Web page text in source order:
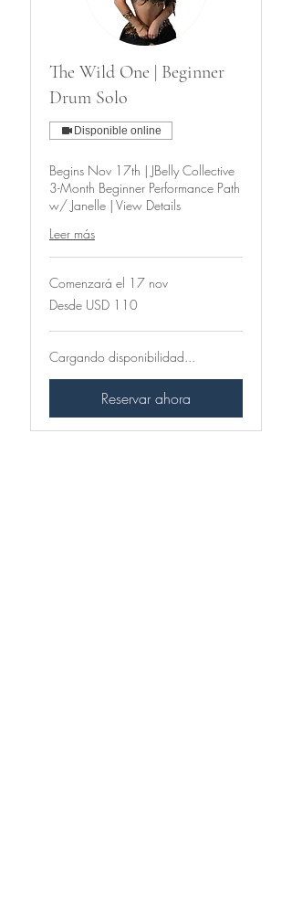
The Wild One | Beginner
Drum Solo
Disponible online
Begins Nov 17th | JBelly Collective
3-Month Beginner Performance Path
w/ Janelle | View Details
Leer más
Comenzará el 17 nov
Desde
110
estadounidenses
Desde USD 110
Cargando disponibilidad...
Reservar ahora